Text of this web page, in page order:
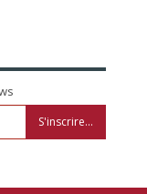
S'inscrire...